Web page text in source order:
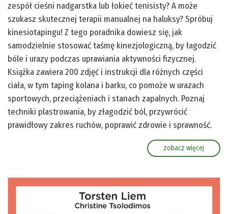
zespół cieśni nadgarstka lub łokieć tenisisty? A może
szukasz skutecznej terapii manualnej na haluksy? Spróbuj
kinesiotapingu! Z tego poradnika dowiesz się, jak
samodzielnie stosować taśmę kinezjologiczną, by łagodzić
bóle i urazy podczas uprawiania aktywności fizycznej.
Książka zawiera 200 zdjęć i instrukcji dla różnych części
ciała, w tym taping kolana i barku, co pomoże w urazach
sportowych, przeciążeniach i stanach zapalnych. Poznaj
techniki plastrowania, by złagodzić ból, przywrócić
prawidłowy zakres ruchów, poprawić zdrowie i sprawność.
zobacz więcej